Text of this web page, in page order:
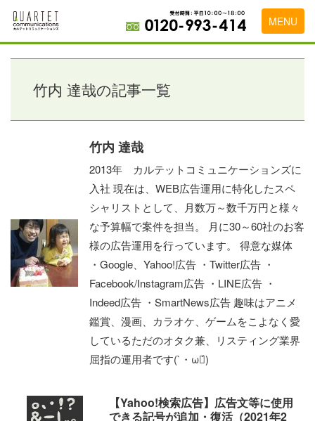
MENU
トップページ
料金表
初めて導入をお考えの方
代理店の乗り換えをお考えの方
広告代理店・HP制作会社様へ
お申し込みから運用開始までの流れ
会社概要
お問い合わせ
竹内 達哉の記事一覧
竹内 達哉
2013年 カルテットコミュニケーションズに
入社 現在は、WEB広告運用に特化したスペ
シャリストとして、月数万～数千万円と様々
な予算幅で案件を担当。 月に30～60社のお客
様の広告運用を行っています。 得意な媒体
・Google、Yahoo!広告 ・Twitter広告 ・
Facebook/Instagram広告 ・LINE広告 ・
Indeed広告 ・SmartNews広告 趣味はアニメ
鑑賞、漫画、カラオケ、ゲームをこよなく愛
しているただのオタク兼、リスティング業界
屈指の運用者です(`・ω・́)ゝ
【Yahoo!検索広告】広告文等に使用
できる記号が追加・復活（2021年2